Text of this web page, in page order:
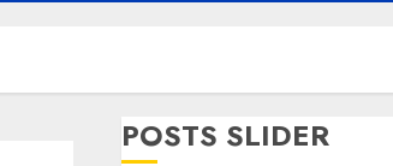
POSTS SLIDER